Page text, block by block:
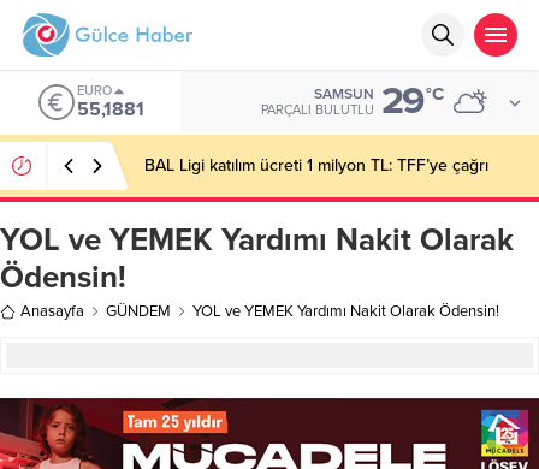
EURO
55,1881
SAMSUN
PARÇALI BULUTLU 29°C
BAL Ligi katılım ücreti 1 milyon TL: TFF’ye çağrı
YOL ve YEMEK Yardımı Nakit Olarak
Ödensin!
Anasayfa GÜNDEM YOL ve YEMEK Yardımı Nakit Olarak Ödensin!